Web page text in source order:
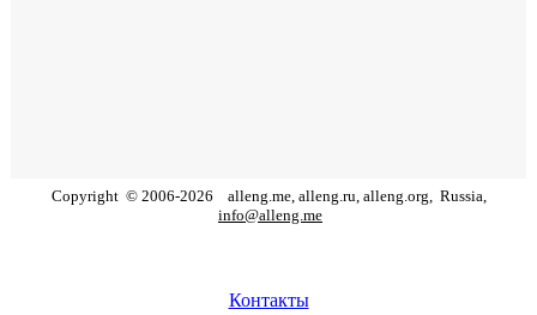
Copyright © 2006-2026 alleng.me, alleng.ru, alleng.org, Russia,
info@alleng.me
Контакты